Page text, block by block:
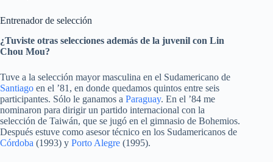
Entrenador de selección
¿Tuviste otras selecciones además de la juvenil con Lin
Chou Mou?
Tuve a la selección mayor masculina en el Sudamericano de
Santiago en el ’81, en donde quedamos quintos entre seis
participantes. Sólo le ganamos a Paraguay. En el ’84 me
nominaron para dirigir un partido internacional con la
selección de Taiwán, que se jugó en el gimnasio de Bohemios.
Después estuve como asesor técnico en los Sudamericanos de
Córdoba (1993) y Porto Alegre (1995).